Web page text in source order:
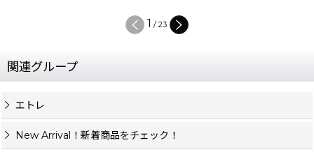
1 / 23
関連グループ
エトレ
New Arrival！新着商品をチェック！